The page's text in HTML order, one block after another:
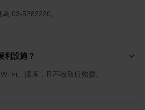
為 03-5282220。
利設施？
Fi、插座，且不收取服務費。